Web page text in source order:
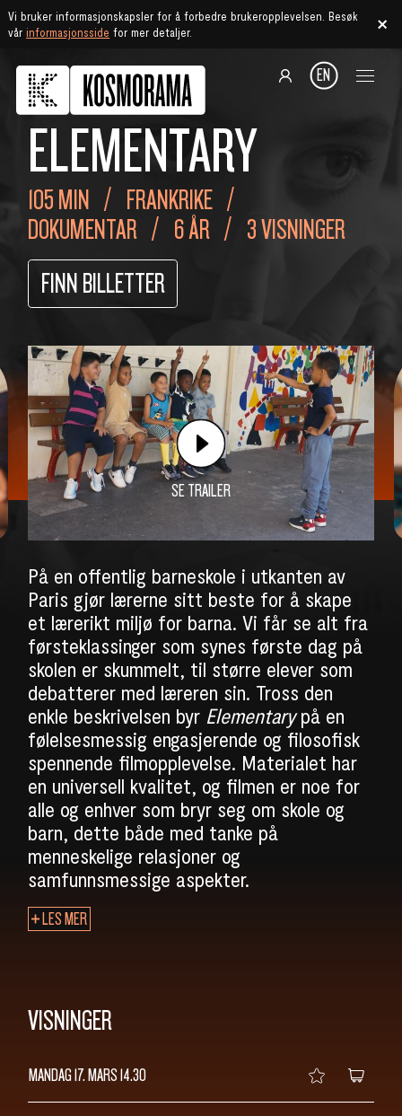
Vi bruker informasjonskapsler for å forbedre brukeropplevelsen. Besøk
vårinformasjonsside for mer detaljer.
SØK
EN
ELEMENTARY
105 MIN
FRANKRIKE
DOKUMENTAR
6 ÅR
3 VISNINGER
FINN BILLETTER
SE TRAILER
På en offentlig barneskole i utkanten av
Paris gjør lærerne sitt beste for å skape
et lærerikt miljø for barna. Vi får se alt fra
førsteklassinger som synes første dag på
skolen er skummelt, til større elever som
debatterer med læreren sin. Tross den
enkle beskrivelsen byr Elementarypå en
følelsesmessig engasjerende og filosofisk
spennende filmopplevelse. Materialet har
en universell kvalitet, og filmen er noe for
alle og enhver som bryr seg om skole og
barn, dette både med tanke på
menneskelige relasjoner og
samfunnsmessige aspekter.
LES MER
VISNINGER
MANDAG 17. MARS14.30